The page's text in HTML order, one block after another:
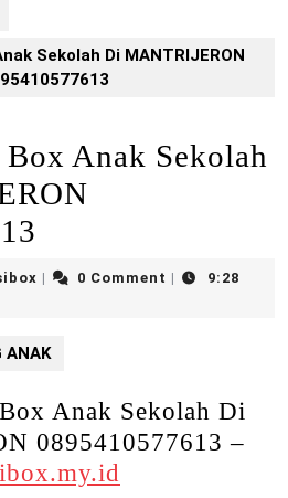
Sekolah Di MANTRIJERON
Anak Sekolah
knasibox0 Comment
9:28
ANAK
Anak Sekolah Di
0895410577613 –